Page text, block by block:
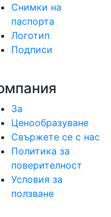
Снимки на
паспорта
Логотип
Подписи
За
Ценообразуване
Свържете се с нас
Политика за
поверителност
Условия за
ползване